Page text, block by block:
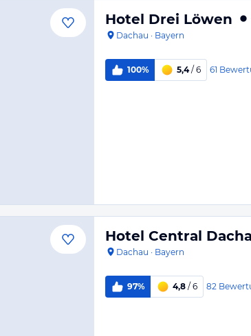
Hotel Drei Löwen
Dachau · Bayern
100% 5,4/ 6 61
Hotel Central
Dachau · Bayern
97% 4,8 / 6 82